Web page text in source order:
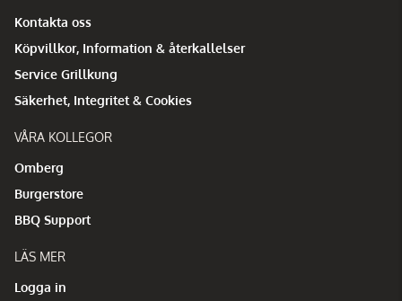
Kontakta oss
Köpvillkor, Information & återkallelser
Service Grillkung
Säkerhet, Integritet & Cookies
VÅRA KOLLEGOR
Omberg
Burgerstore
BBQ Support
LÄS MER
Logga in